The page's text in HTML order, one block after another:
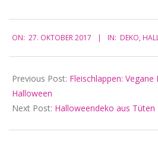
10-
27
ON: 27. OKTOBER 2017 IN: DEKO,
Previous Post: Fleischlappen: Vegane
Halloween
Next Post: Halloweendeko aus Tüten